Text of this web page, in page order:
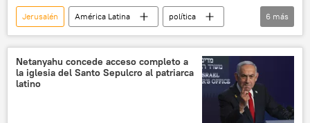
Jerusalén América Latina
política
Javier Milei
Israel
Argentina
Benjamín Netanyahu
Donald Trump
💬 Opinión y Análisis
6 más
Netanyahu concede acceso completo a
la iglesia del Santo Sepulcro al patriarca
latino